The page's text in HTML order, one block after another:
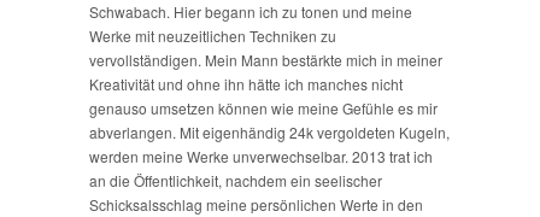
Schwabach. Hier begann ich zu tonen und meine
Werke mit neuzeitlichen Techniken zu
vervollständigen. Mein Mann bestärkte mich in meiner
Kreativität und ohne ihn hätte ich manches nicht
genauso umsetzen können wie meine Gefühle es mir
abverlangen. Mit eigenhändig 24k vergoldeten Kugeln,
werden meine Werke unverwechselbar. 2013 trat ich
an die Öffentlichkeit, nachdem ein seelischer
Schicksalsschlag meine persönlichen Werte in den